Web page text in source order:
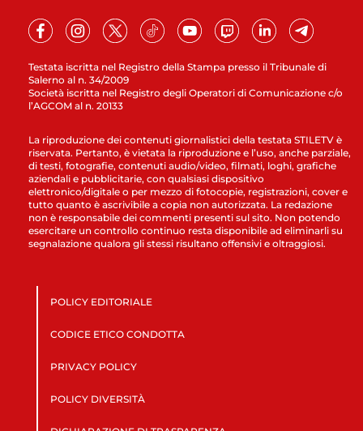
Testata iscritta nel Registro della Stampa presso il Tribunale di
Salerno al n. 34/2009
Società iscritta nel Registro degli Operatori di Comunicazione c/o
l’AGCOM al n. 20133
La riproduzione dei contenuti giornalistici della testata STILETV è
riservata. Pertanto, è vietata la riproduzione e l’uso, anche parziale,
di testi, fotografie, contenuti audio/video, filmati, loghi, grafiche
aziendali e pubblicitarie, con qualsiasi dispositivo
elettronico/digitale o per mezzo di fotocopie, registrazioni, cover e
tutto quanto è ascrivibile a copia non autorizzata. La redazione
non è responsabile dei commenti presenti sul sito. Non potendo
esercitare un controllo continuo resta disponibile ad eliminarli su
segnalazione qualora gli stessi risultano offensivi e oltraggiosi.
POLICY EDITORIALE
CODICE ETICO CONDOTTA
PRIVACY POLICY
POLICY DIVERSITÀ